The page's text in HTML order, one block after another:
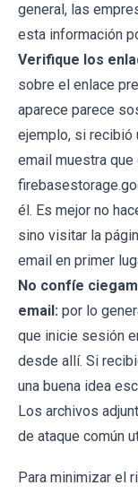
general, las
esta información
Verifique los
sobre el enlace
aparece parece
ejemplo, si recibió
email muestra que
él. Es mejor no
sino visitar la
email en primer
No confíe
email: por lo
que inicie sesión
desde allí. Si
una buena idea
Los archivos
de ataque común
Para minimizar el